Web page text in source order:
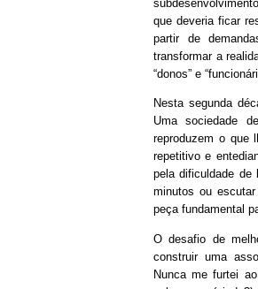
que deveria ficar
partir de
transformar a
“donos” e
Nesta segunda
Uma sociedade
reproduzem o que
repetitivo e
pela dificuldade
minutos ou
peça fundamental
O desafio de
construir uma
Nunca me furtei